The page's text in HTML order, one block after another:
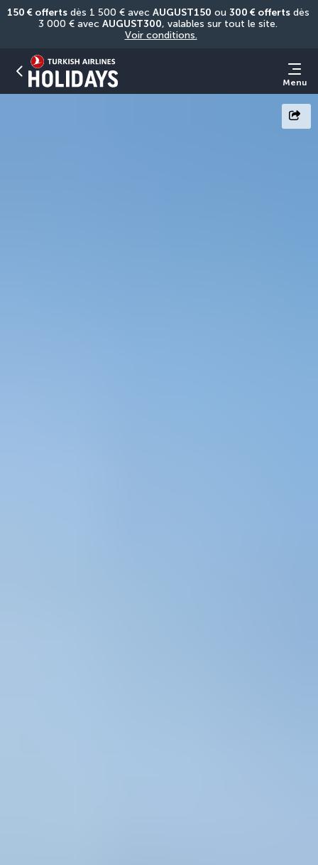
150 € offerts dès 1 500 € avec AUGUST150 ou 300 € offerts dès
3 000 € avec AUGUST300
Voir conditions.
Menu